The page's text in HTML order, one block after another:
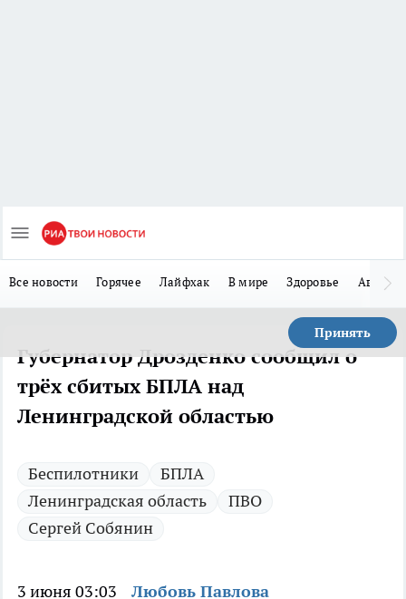
Все новости Горячее Лайфхак В мире Здоровье Авто
Принять
Губернатор Дрозденко сообщил о
трёх сбитых БПЛА над
Ленинградской областью
Беспилотники
БПЛА
Ленинградская область
ПВО
Сергей Собянин
3 июня 03:03 Любовь Павлова